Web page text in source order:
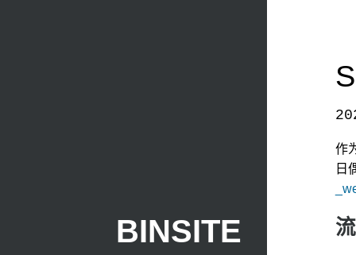
BINSITE
作
日